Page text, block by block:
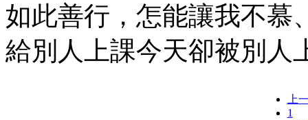
如此善行，怎能讓我不慕
給別人上課今天卻被別人
上
1